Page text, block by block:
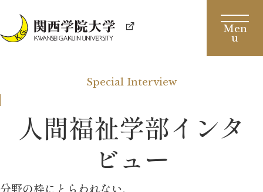
Special Interview
人間福祉学部インタ
ビュー
分野の枠にとらわれない、